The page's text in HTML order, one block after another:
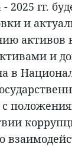
2025 гг.
и
активов
и
в
с